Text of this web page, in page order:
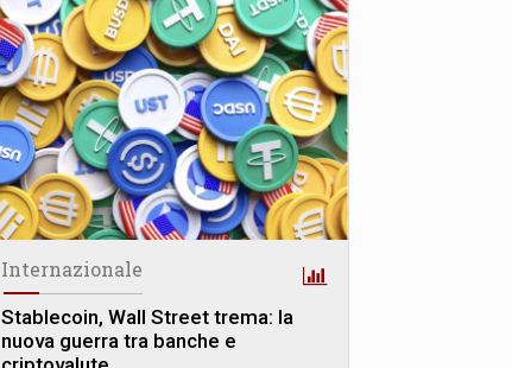
Internazionale
Stablecoin, Wall Street trema: la
nuova guerra tra banche e